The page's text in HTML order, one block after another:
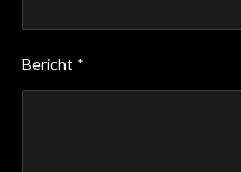
Bericht *